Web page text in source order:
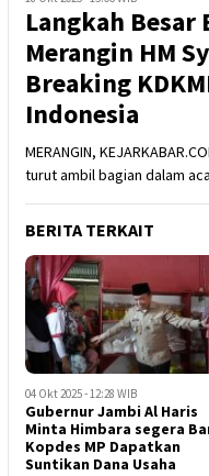
Langkah Besar
Merangin HM
Breaking
Indonesia
MERANGIN,
turut ambil bagian dalam
BERITA TERKAIT
04 Okt 2025 - 12:28 WIB
Gubernur Jambi Al Haris
Minta Himbara segera
Kopdes MP Dapatkan
Suntikan Dana Usaha